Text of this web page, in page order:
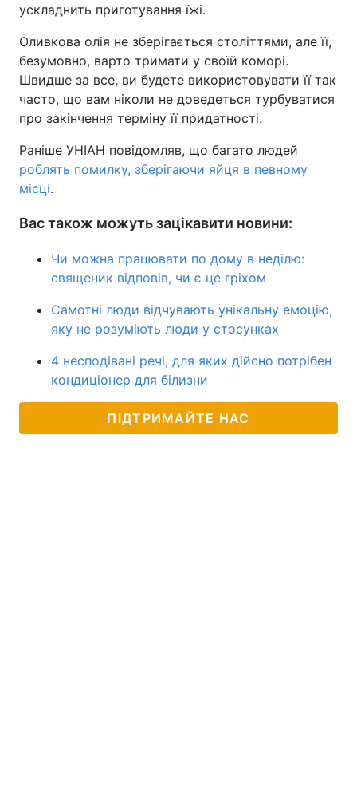
ускладнить приготування їжі.
Оливкова олія не зберігається століттями, але її,
безумовно, варто тримати у своїй коморі.
Швидше за все, ви будете використовувати її так
часто, що вам ніколи не доведеться турбуватися
про закінчення терміну її придатності.
Раніше УНІАН повідомляв, що багато людей
роблять помилку, зберігаючи яйця в певному
місці.
Вас також можуть зацікавити новини:
Чи можна працювати по дому в неділю:
священик відповів, чи є це гріхом
Самотні люди відчувають унікальну емоцію,
яку не розуміють люди у стосунках
4 несподівані речі, для яких дійсно потрібен
кондиціонер для білизни
ПІДТРИМАЙТЕ НАС